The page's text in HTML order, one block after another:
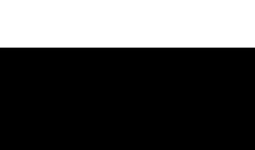
7º macacão